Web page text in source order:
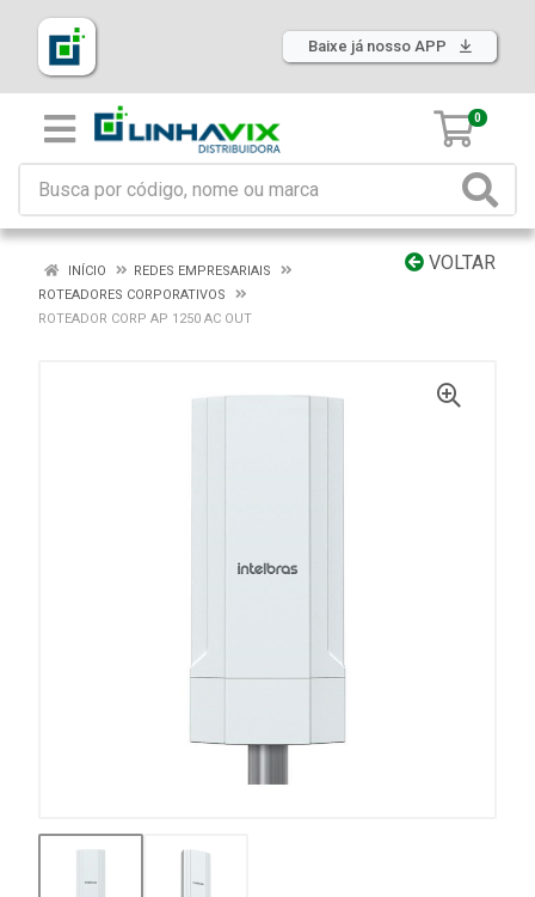
Baixe já nosso APP
0
VOLTAR
INÍCIO
REDES EMPRESARIAIS
ROTEADORES CORPORATIVOS
ROTEADOR CORP AP 1250 AC OUT